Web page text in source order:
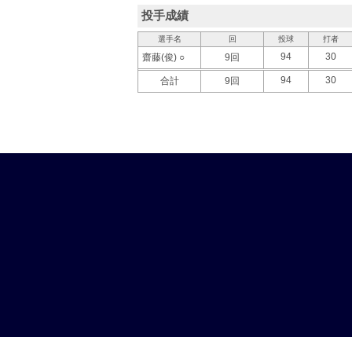
投手成績
選手名 回 投球 打者
齋藤(俊) ○ 9回 94 30
合計 9回 94 30